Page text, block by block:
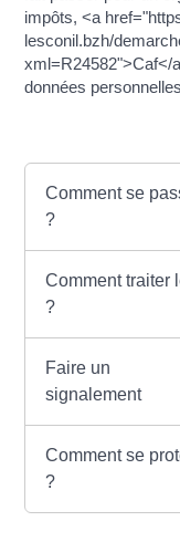
impôts, <a
lesconil.bzh/
xml=R24582">Caf</
données
Comment se
?
Comment traiter
?
Faire un
signalement
Comment se
?